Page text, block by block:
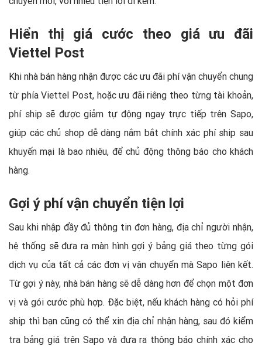
Hiển thị giá cước theo giá ưu đãi
Viettel Post
Khi nhà bán hàng nhận được các ưu đãi phí vận chuyển chung
từ phía Viettel Post, hoặc ưu đãi riêng theo từng tài khoản,
phí ship sẽ được giảm tự động ngay trực tiếp trên Sapo,
giúp các chủ shop dễ dàng nắm bắt chính xác phí ship sau
khuyến mại là bao nhiêu, để chủ động thông báo cho khách
hàng.
Gợi ý phí vận chuyển tiện lợi
Sau khi nhập đầy đủ thông tin đơn hàng, địa chỉ người nhận,
hệ thống sẽ đưa ra màn hình gợi ý bảng giá theo từng gói
dịch vụ của tất cả các đơn vị vận chuyển mà Sapo liên kết.
Từ gợi ý này, nhà bán hàng sẽ dễ dàng hơn để chọn một đơn
vị và gói cước phù hợp. Đặc biệt, nếu khách hàng có hỏi phí
ship thì bạn cũng có thể xin địa chỉ nhận hàng, sau đó kiểm
tra bảng giá trên Sapo và đưa ra thông báo chính xác cho